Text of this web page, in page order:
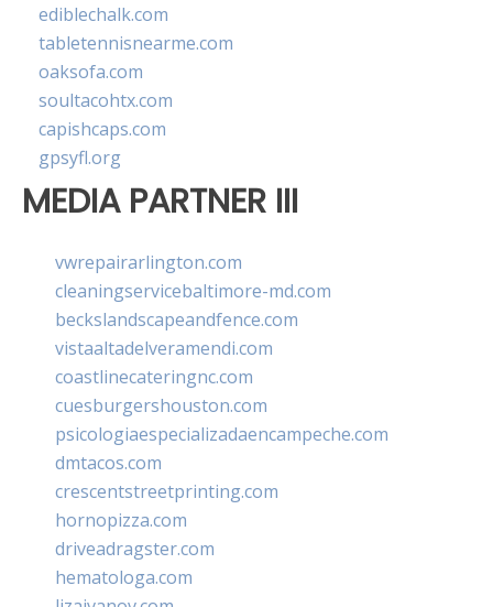
ediblechalk.com
tabletennisnearme.com
oaksofa.com
soultacohtx.com
capishcaps.com
gpsyfl.org
MEDIA PARTNER III
vwrepairarlington.com
cleaningservicebaltimore-md.com
beckslandscapeandfence.com
vistaaltadelveramendi.com
coastlinecateringnc.com
cuesburgershouston.com
psicologiaespecializadaencampeche.com
dmtacos.com
crescentstreetprinting.com
hornopizza.com
driveadragster.com
hematologa.com